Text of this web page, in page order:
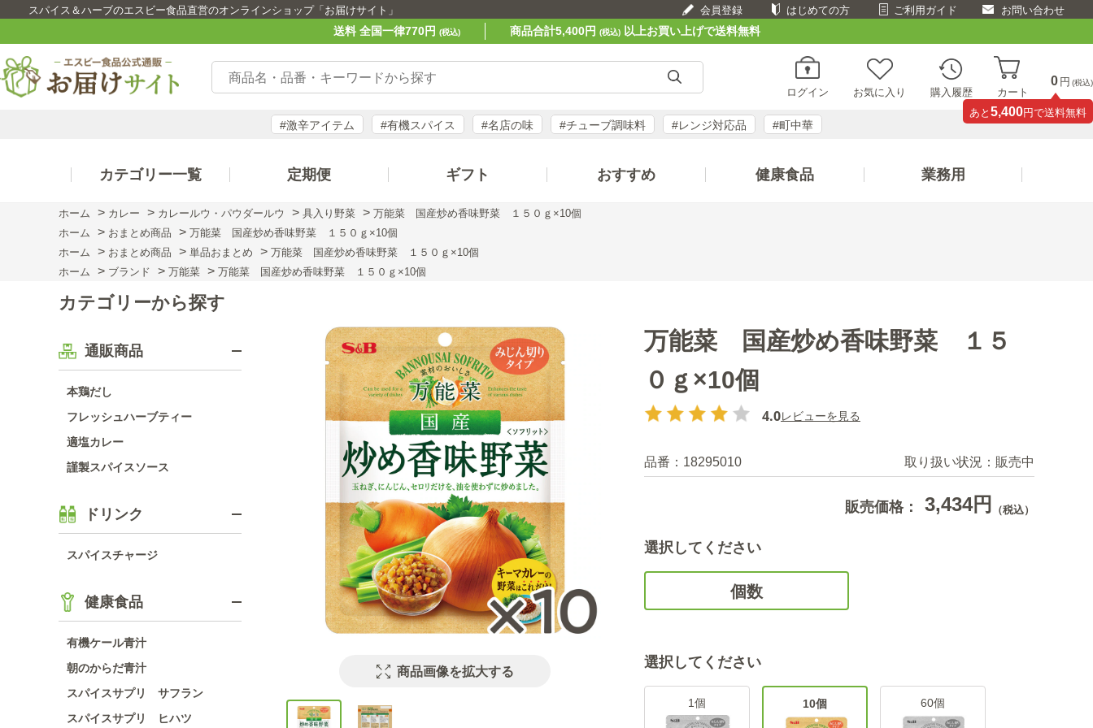
スパイス＆ハーブのエスビー食品直営のオンラインショップ「お届けサイト」 会員登録 はじめての方 ご利用ガイド お問い合わせ
送料 全国一律770円 (税込) 商品合計5,400円 (税込)以上お買い上げで送料無料
ログイン お気に入り 購入履歴 カート
0 円 (税込)
あと 5,400円で送料無料
#激辛アイテム #有機スパイス #名店の味 #チューブ調味料 #レンジ対応品 #町中華
カテゴリー一覧 定期便 ギフト おすすめ 健康食品 業務用
ホーム > カレー > カレールウ・パウダールウ > 具入り野菜 > 万能菜 国産炒め香味野菜 １５０ｇ×10個
ホーム
> おまとめ商品 > 万能菜 国産炒め香味野菜 １５０ｇ×10個
ホーム
> おまとめ商品 > 単品おまとめ > 万能菜 国産炒め香味野菜 １５０ｇ×10個
ホーム
> ブランド > 万能菜 > 万能菜 国産炒め香味野菜 １５０ｇ×10個
カテゴリーから探す
通販商品
本鶏だし
フレッシュハーブティー
適塩カレー
謹製スパイスソース
ドリンク
スパイスチャージ
健康食品
有機ケール青汁
朝のからだ青汁
スパイスサプリ サフラン
スパイスサプリ ヒハツ
商品画像を拡大する
万能菜 国産炒め香味野菜 １５
０ｇ×10個
4.0レビューを見る
品番： 18295010 取り扱い状況： 販売中
販売価格： 3,434円 （税込）
選択してください
個数
選択してください
1個 10個 60個